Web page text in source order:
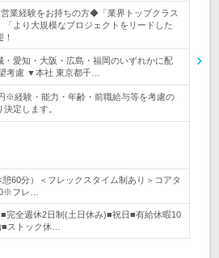
業経験をお持ちの方◆「業界トップクラス
「より大規模なプロジェクトをリードした
・愛知・大阪・広島・福岡のいずれかに配
考慮 ▼本社 東京都千…
※経験・能力・年齢・前職給与等を考慮の
決定します。
60分）＜フレックスタイム制あり＞コアタ
フレ…
■完全週休2日制(土日休み)■祝日■有給休暇10
ストック休…